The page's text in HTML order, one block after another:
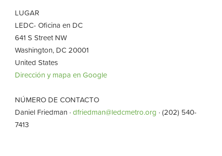
LUGAR
LEDC- Oficina en DC
641 S Street NW
Washington, DC 20001
United States
Dirección y mapa en Google
NÚMERO DE CONTACTO
Daniel Friedman ·dfriedman@ledcmetro.org · (202) 540-
7413